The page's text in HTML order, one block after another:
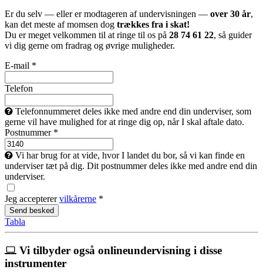
Er du selv — eller er modtageren af undervisningen — over 30 år,
kan det meste af momsen dog trækkes fra i skat!
Du er meget velkommen til at ringe til os på 28 74 61 22, så guider
vi dig gerne om fradrag og øvrige muligheder.
E-mail *
Telefon
Telefonnummeret deles ikke med andre end din underviser, som
gerne vil have mulighed for at ringe dig op, når I skal aftale dato.
Postnummer *
Vi har brug for at vide, hvor I landet du bor, så vi kan finde en
underviser tæt på dig. Dit postnummer deles ikke med andre end din
underviser.
Jeg accepterervilkårerne *
Tabla
Vi tilbyder også onlineundervisning i disse
instrumenter